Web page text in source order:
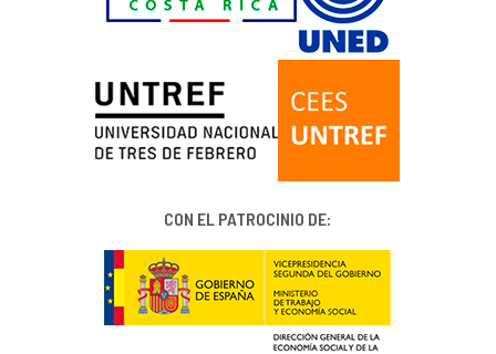
CON EL PATROCINIO DE: